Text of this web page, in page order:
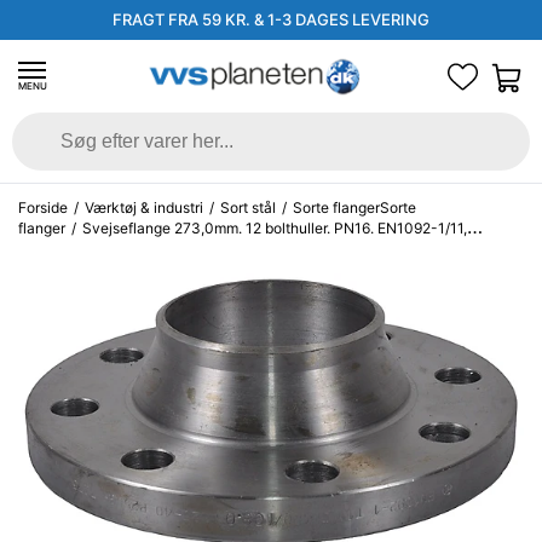
FRAGT FRA 59 KR. & 1-3 DAGES LEVERING
MENU
Forside / Værktøj & industri / Sort stål / Sorte flangerSorte
flanger / Svejseflange 273,0mm. 12 bolthuller. PN16. EN1092-1/11,